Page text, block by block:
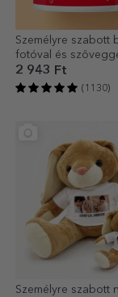
Személyre szabott
fotóval és
2 943 Ft
(1130)
Személyre szabott